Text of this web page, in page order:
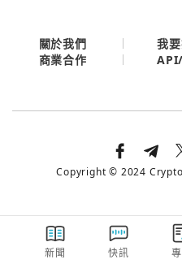
繼續表示您已同意
新聞 快訊
關於我們 我
商業合作
Copyright © 2024